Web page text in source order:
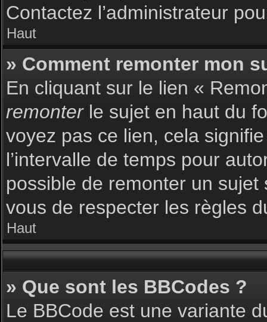
Contactez l’administrateur
Haut
» Comment remonter mon
En cliquant sur le lien «
remonterle sujet en haut du
voyez pas ce lien, cela
l’intervalle de temps pour
possible de remonter un
vous de respecter les règles
Haut
» Que sont les BBCodes ?
Le BBCode est une variante